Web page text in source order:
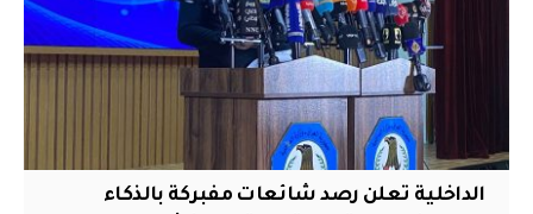
الداخلية تعلن رصد شائعات مفبركة بالذكاء